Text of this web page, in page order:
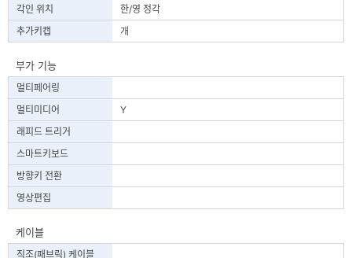
각인 위치
한/영 정각
추가키캡
개
부가 기능
멀티페어링
멀티미디어
Y
래피드 트리거
스마트키보드
방향키 전환
영상편집
케이블
직조(패브릭) 케이블